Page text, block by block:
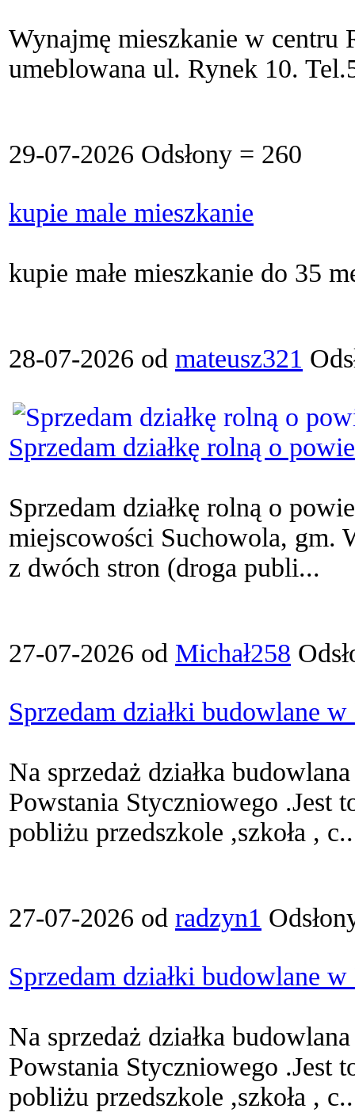
Wynajmę mieszkanie w centru
umeblowana ul. Rynek 10.
29-07-2026 Odsłony = 260
kupie male mieszkanie
kupie małe mieszkanie do 35
28-07-2026 od mateusz321
Sprzedam działkę rolną o
Sprzedam działkę rolną o
miejscowości Suchowola, gm.
z dwóch stron (droga publi...
27-07-2026 od Michał258
Sprzedam działki budowlane
Na sprzedaż działka
Powstania Styczniowego .Jest
pobliżu przedszkole ,szkoła ,
27-07-2026 od radzyn1
Sprzedam działki budowlane
Na sprzedaż działka
Powstania Styczniowego .Jest
pobliżu przedszkole ,szkoła ,